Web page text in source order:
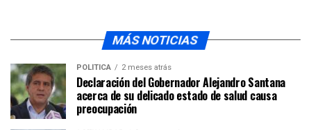
MÁS NOTICIAS
POLÍTICA 2 meses atrás
Declaración del Gobernador Alejandro Santana
acerca de su delicado estado de salud causa
preocupación